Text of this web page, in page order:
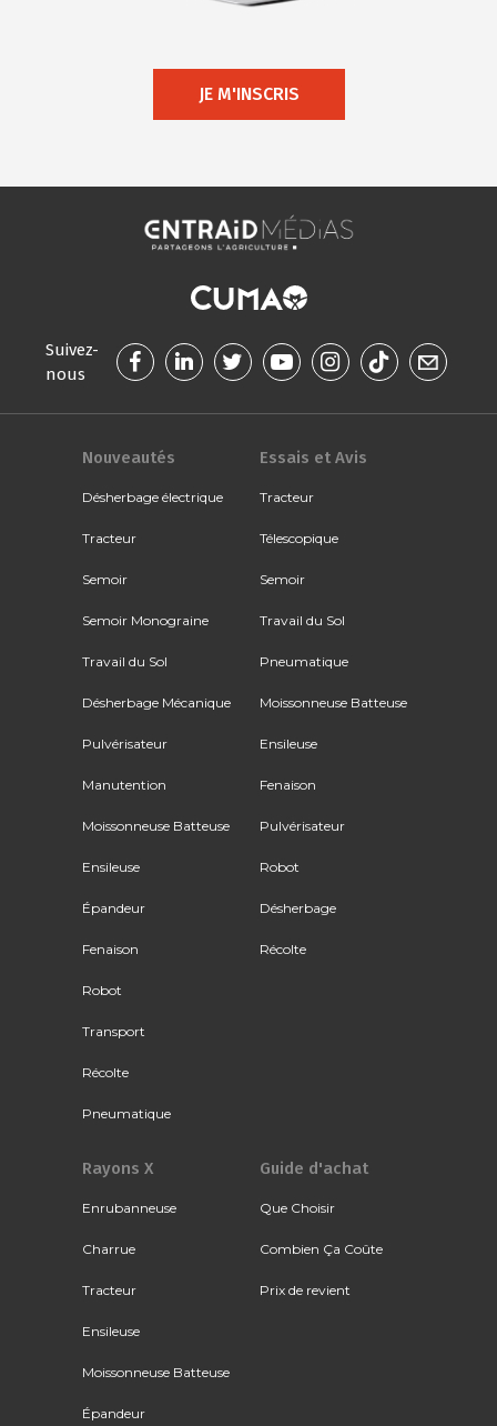
JE M'INSCRIS
Suivez-
nous
Nouveautés
Désherbage électrique
Tracteur
Semoir
Semoir Monograine
Travail du Sol
Désherbage Mécanique
Pulvérisateur
Manutention
Moissonneuse Batteuse
Ensileuse
Épandeur
Fenaison
Robot
Transport
Récolte
Pneumatique
Essais et Avis
Tracteur
Télescopique
Semoir
Travail du Sol
Pneumatique
Moissonneuse Batteuse
Ensileuse
Fenaison
Pulvérisateur
Robot
Désherbage
Récolte
Rayons X
Enrubanneuse
Charrue
Tracteur
Ensileuse
Moissonneuse Batteuse
Épandeur
Guide d'achat
Que Choisir
Combien Ça Coûte
Prix de revient